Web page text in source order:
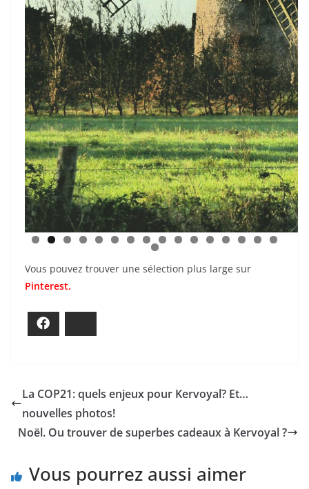
0 1 2 3 4
7
Vous pouvez trouver une sélection plus large sur
Pinterest.
La COP21: quels enjeux pour Kervoyal? Et…
nouvelles photos!
Noël. Ou trouver de superbes cadeaux à Kervoyal ?
Vous pourrez aussi aimer